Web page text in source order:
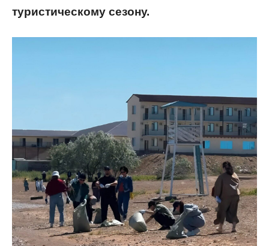
туристическому сезону.